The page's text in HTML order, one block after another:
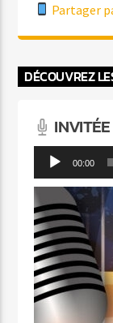
Partager
DÉCOUVREZ
Lecteur
audio
00:00